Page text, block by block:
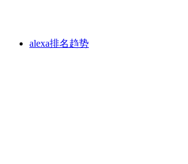
alexa排名趋势